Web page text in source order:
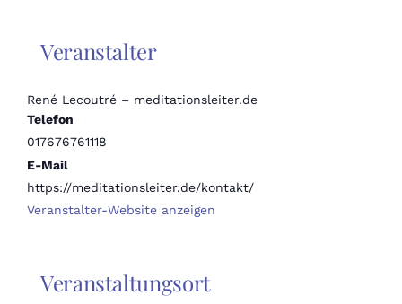
Veranstalter
René Lecoutré – meditationsleiter.de
Telefon
017676761118
E-Mail
https://meditationsleiter.de/kontakt/
Veranstalter-Website anzeigen
Veranstaltungsort